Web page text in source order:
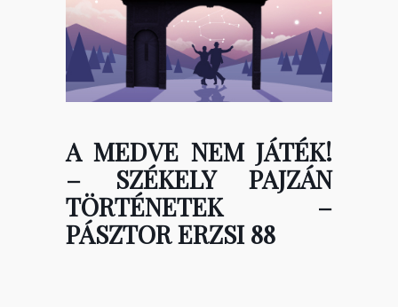
A MEDVE NEM JÁTÉK!
– SZÉKELY PAJZÁN
TÖRTÉNETEK –
PÁSZTOR ERZSI 88